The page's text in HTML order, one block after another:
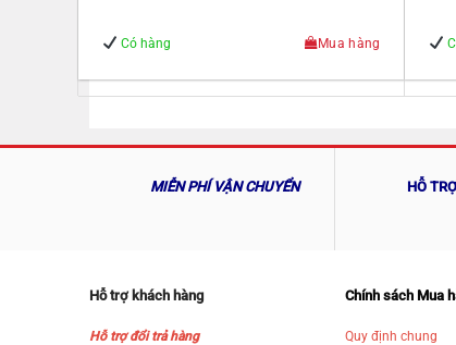
Có hàng Mua hàng
MIỄN PHÍ VẬN CHUYỂN HỖ
Hỗ trợ khách hàng
Hỗ trợ đổi trả hàng
Chính sách Mua
Quy định chung